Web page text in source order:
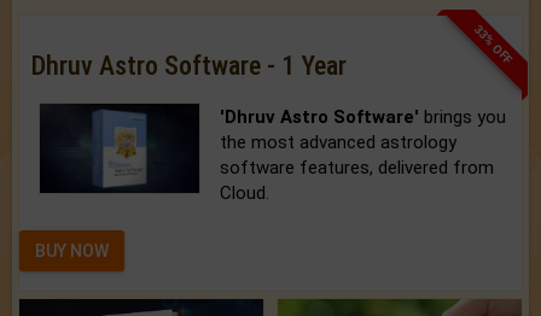
33% OFF
Dhruv Astro Software - 1 Year
'Dhruv Astro Software' brings you
the most advanced astrology
software features, delivered from
Cloud.
BUY NOW